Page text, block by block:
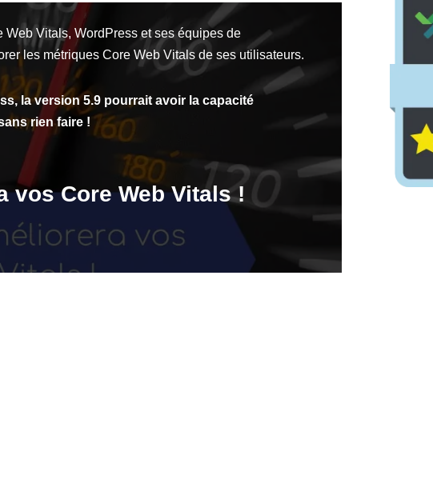
Vitals, WordPress et ses équipes de
les métriques Core Web Vitals de ses utilisateurs.
la version 5.9 pourrait avoir la capacité
rien faire !
vos Core Web Vitals !